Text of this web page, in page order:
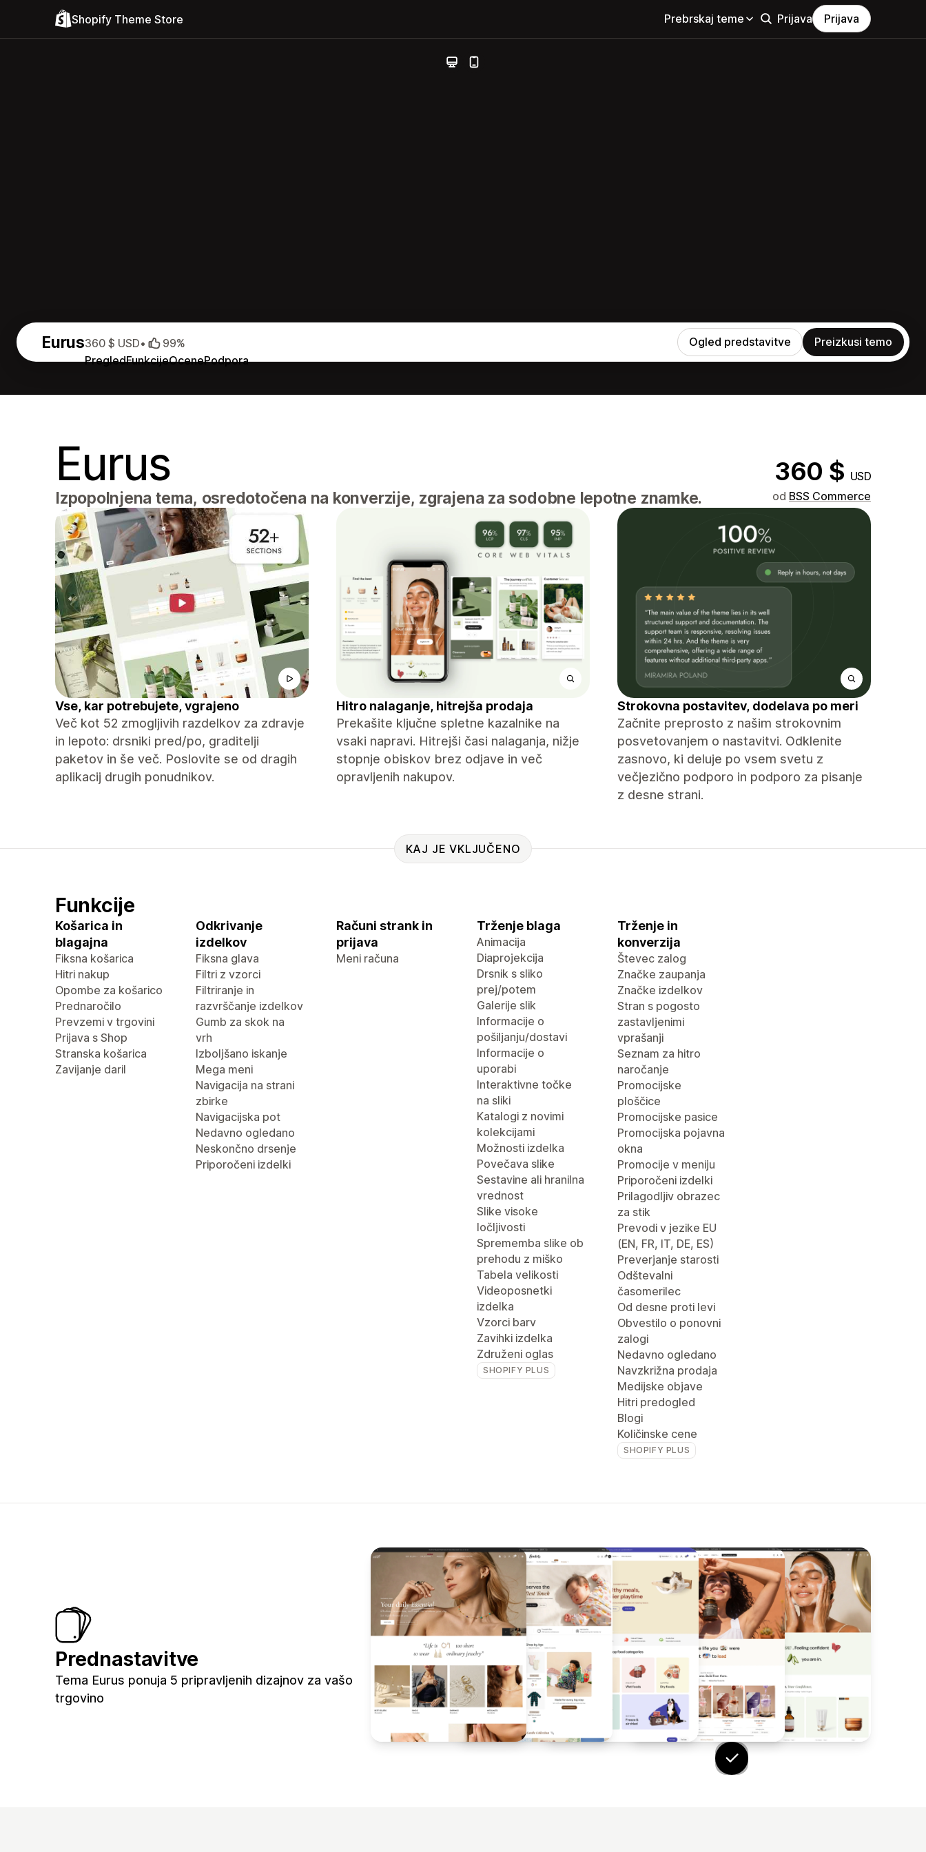
Shopify Theme Store Prebrskaj teme Prijava Prijava
Eurus
PregledFunkcijeOcenePodpora
360 $ USD• 99% Ogled predstavitve Preizkusi temo
Eurus 360 $ USD
Izpopolnjena tema, osredotočena na konverzije, zgrajena za sodobne lepotne znamke. od BSS Commerce
Vse, kar potrebujete, vgrajeno
Več kot 52 zmogljivih razdelkov za zdravje
in lepoto: drsniki pred/po, graditelji
paketov in še več. Poslovite se od dragih
aplikacij drugih ponudnikov.
Hitro nalaganje, hitrejša prodaja
Prekašite ključne spletne kazalnike na
vsaki napravi. Hitrejši časi nalaganja, nižje
stopnje obiskov brez odjave in več
opravljenih nakupov.
Strokovna postavitev, dodelava po meri
Začnite preprosto z našim strokovnim
posvetovanjem o nastavitvi. Odklenite
zasnovo, ki deluje po vsem svetu z
večjezično podporo in podporo za pisanje
z desne strani.
KAJ JE VKLJUČENO
Funkcije
Košarica in
blagajna
Fiksna košarica
Hitri nakup
Opombe za košarico
Prednaročilo
Prevzemi v trgovini
Prijava s Shop
Stranska košarica
Zavijanje daril
Odkrivanje
izdelkov
Fiksna glava
Filtri z vzorci
Filtriranje in
razvrščanje izdelkov
Gumb za skok na
vrh
Izboljšano iskanje
Mega meni
Navigacija na strani
zbirke
Navigacijska pot
Nedavno ogledano
Neskončno drsenje
Priporočeni izdelki
Računi strank in
prijava
Meni računa
Trženje blaga
Animacija
Diaprojekcija
Drsnik s sliko
prej/potem
Galerije slik
Informacije o
pošiljanju/dostavi
Informacije o
uporabi
Interaktivne točke
na sliki
Katalogi z novimi
kolekcijami
Možnosti izdelka
Povečava slike
Sestavine ali hranilna
vrednost
Slike visoke
ločljivosti
Sprememba slike ob
prehodu z miško
Tabela velikosti
Videoposnetki
izdelka
Vzorci barv
Zavihki izdelka
Združeni oglas
SHOPIFY PLUS
Trženje in
konverzija
Števec zalog
Značke zaupanja
Značke izdelkov
Stran s pogosto
zastavljenimi
vprašanji
Seznam za hitro
naročanje
Promocijske
ploščice
Promocijske pasice
Promocijska pojavna
okna
Promocije v meniju
Priporočeni izdelki
Prilagodljiv obrazec
za stik
Prevodi v jezike EU
(EN, FR, IT, DE, ES)
Preverjanje starosti
Odštevalni
časomerilec
Od desne proti levi
Obvestilo o ponovni
zalogi
Nedavno ogledano
Navzkrižna prodaja
Medijske objave
Hitri predogled
Blogi
Količinske cene
SHOPIFY PLUS
Prednastavitve
Tema Eurus ponuja 5 pripravljenih dizajnov za vašo
trgovino